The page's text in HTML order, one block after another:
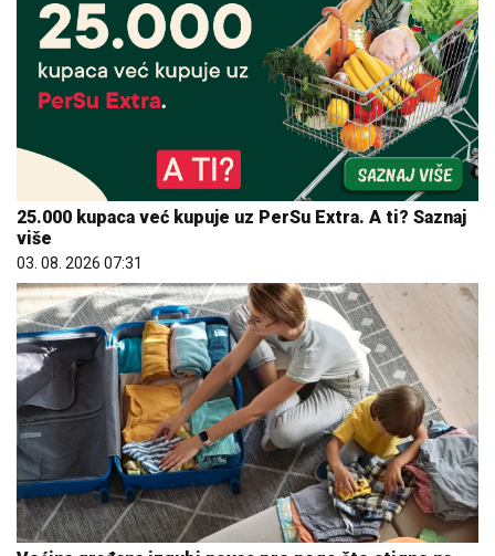
25.000 kupaca već kupuje uz PerSu Extra. A ti? Saznaj
više
03. 08. 2026 07:31